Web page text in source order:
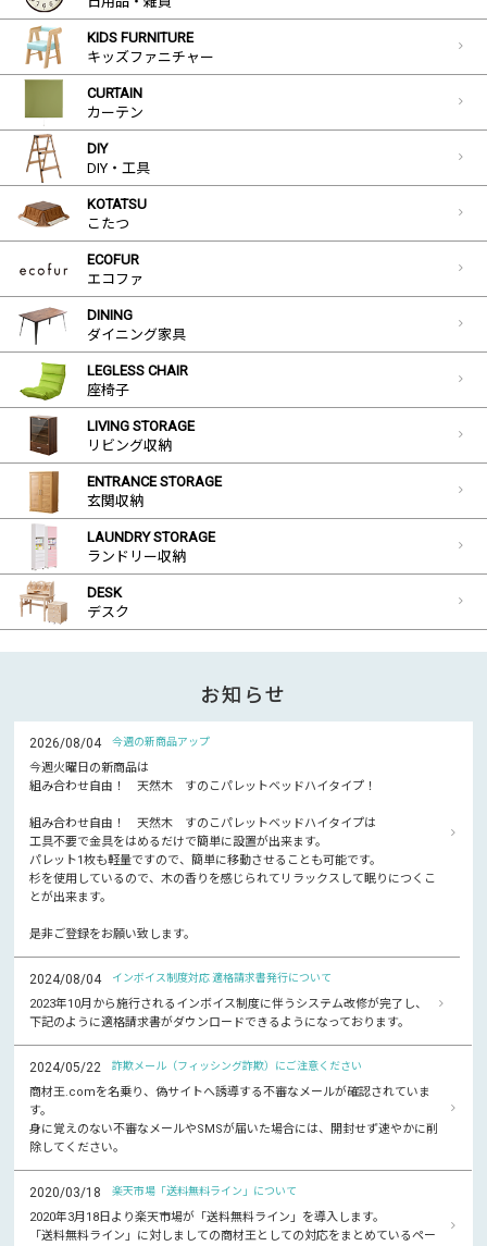
KIDS FURNITURE
キッズファニチャー
CURTAIN
カーテン
DIY
DIY・工具
KOTATSU
こたつ
ECOFUR
エコファ
DINING
ダイニング家具
LEGLESS CHAIR
座椅子
LIVING STORAGE
リビング収納
ENTRANCE STORAGE
玄関収納
LAUNDRY STORAGE
ランドリー収納
DESK
デスク
お知らせ
2026/08/04 今週の新商品アップ
今週火曜日の新商品は
組み合わせ自由！ 天然木 すのこパレットベッドハイタイプ！
組み合わせ自由！ 天然木 すのこパレットベッドハイタイプは
工具不要で金具をはめるだけで簡単に設置が出来ます。
パレット1枚も軽量ですので、簡単に移動させることも可能です。
杉を使用しているので、木の香りを感じられてリラックスして眠りにつくこ
とが出来ます。
是非ご登録をお願い致します。
2024/08/04 インボイス制度対応 適格請求書発行について
2023年10月から施行されるインボイス制度に伴うシステム改修が完了し、
下記のように適格請求書がダウンロードできるようになっております。
2024/05/22 詐欺メール（フィッシング詐欺）にご注意ください
商材王.comを名乗り、偽サイトへ誘導する不審なメールが確認されていま
す。
身に覚えのない不審なメールやSMSが届いた場合には、開封せず速やかに削
除してください。
2020/03/18 楽天市場「送料無料ライン」について
2020年3月18日より楽天市場が「送料無料ライン」を導入します。
「送料無料ライン」に対しましての商材王としての対応をまとめているペー